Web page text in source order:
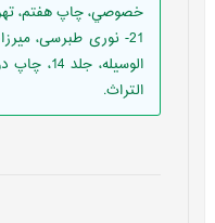
خصوصي، چاپ هفتم،
الوسیله،
التراث.